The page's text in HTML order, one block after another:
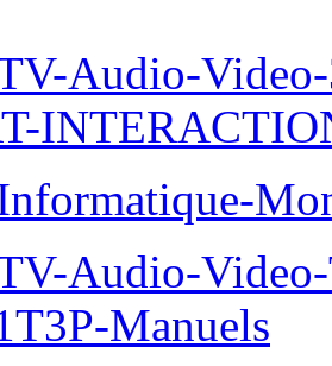
Audio-
Audio-
Manuels